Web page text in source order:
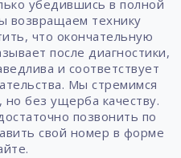
убедившись в полной
возвращаем технику
что окончательную
после диагностики,
и соответствует
Мы стремимся
без ущерба качеству.
позвонить по
свой номер в форме